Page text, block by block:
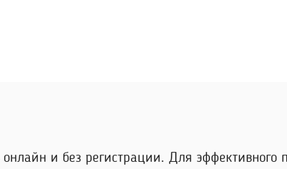
онлайн и без регистрации. Для эффективного